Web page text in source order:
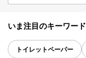
いま注目のキーワード
トイレットペーパー